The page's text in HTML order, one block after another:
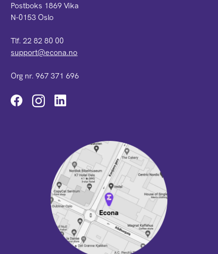
Postboks 1869 Vika
N-0153 Oslo
Tlf. 22 82 80 00
support@econa.no
Org nr. 967 371 696
Instagram